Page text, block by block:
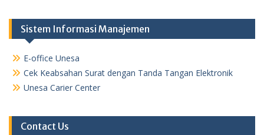
Sistem Informasi Manajemen
E-office Unesa
Cek Keabsahan Surat dengan Tanda Tangan Elektronik
Unesa Carier Center
Contact Us